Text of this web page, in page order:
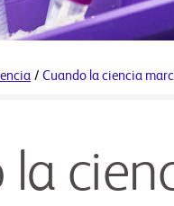
/ Cuando la ciencia
la